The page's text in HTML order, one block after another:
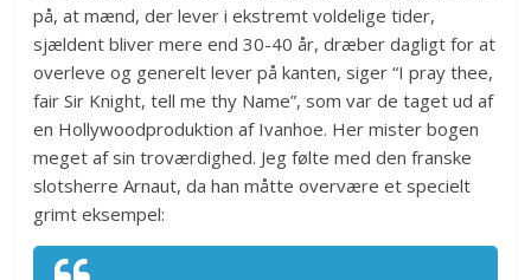
på, at mænd, der lever i ekstremt voldelige tider,
sjældent bliver mere end 30-40 år, dræber dagligt for at
overleve og generelt lever på kanten, siger “I pray thee,
fair Sir Knight, tell me thy Name”, som var de taget ud af
en Hollywoodproduktion af Ivanhoe. Her mister bogen
meget af sin troværdighed. Jeg følte med den franske
slotsherre Arnaut, da han måtte overvære et specielt
grimt eksempel: